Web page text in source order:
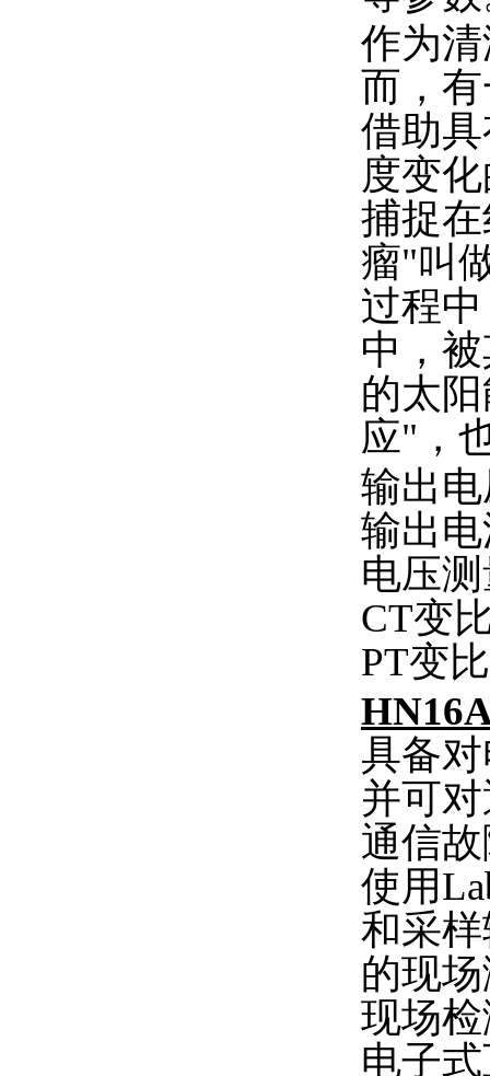
作为
而，
借助
度变
捕捉
瘤"叫
过程
中，
的太
应"，
输出
输出
电压
CT变
PT变
具备
并可
通信
使用
和采
的现
现场
电子